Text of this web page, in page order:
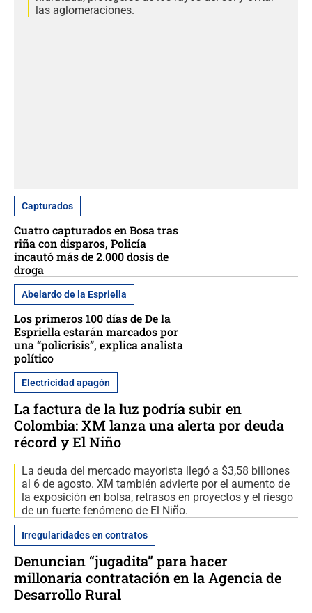
las aglomeraciones.
Capturados
Cuatro capturados en Bosa tras
riña con disparos, Policía
incautó más de 2.000 dosis de
droga
Abelardo de la Espriella
Los primeros 100 días de De la
Espriella estarán marcados por
una “policrisis”, explica analista
político
Electricidad apagón
La factura de la luz podría subir en
Colombia: XM lanza una alerta por deuda
récord y El Niño
La deuda del mercado mayorista llegó a $3,58 billones
al 6 de agosto. XM también advierte por el aumento de
la exposición en bolsa, retrasos en proyectos y el riesgo
de un fuerte fenómeno de El Niño.
Irregularidades en contratos
Denuncian “jugadita” para hacer
millonaria contratación en la Agencia de
Desarrollo Rural